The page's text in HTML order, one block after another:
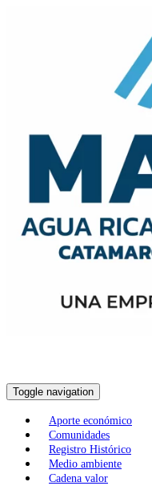
Toggle navigation
Aporte económico
Comunidades
Registro Histórico
Medio ambiente
Cadena valor